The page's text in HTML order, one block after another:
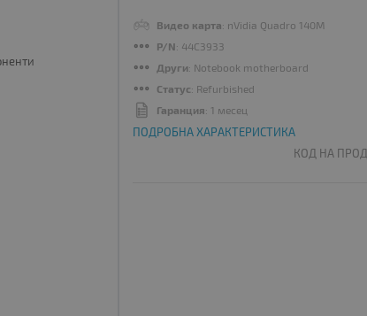
Видео карта: nVidia Quadro 140M
P/N: 44C3933
Други: Notebook motherboard
Статус: Refurbished
Гаранция: 1 месец
ПОДРОБНА ХАРАКТЕРИСТИКА
КОД НА